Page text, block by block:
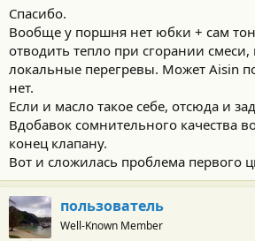
Спасибо.
Вообще у поршня нет юбки + сам
отводить тепло при сгорании смеси,
локальные перегревы. Может Aisin
нет.
Если и масло такое себе, отсюда и
Вдобавок сомнительного качества
конец клапану.
Вот и сложилась проблема первого
пользователь
Well-Known Member